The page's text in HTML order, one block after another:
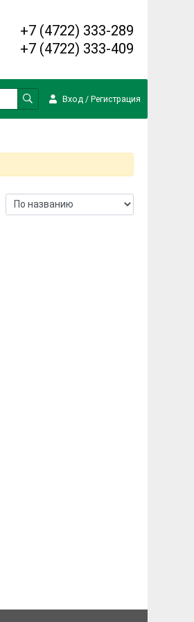
+7 (4722) 333-289
+7 (4722) 333-409
Вход/ Регистрация